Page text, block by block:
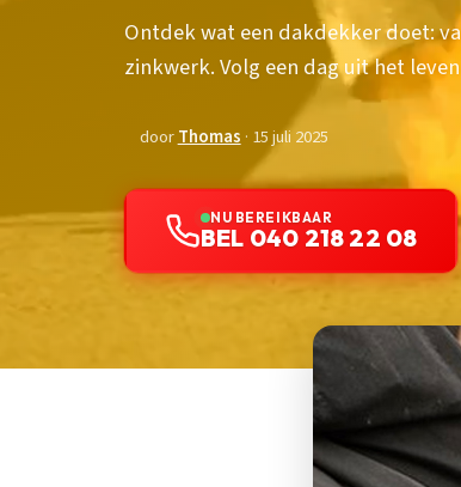
Ontdek wat een dakdekker doet:
zinkwerk. Volg een dag uit het
doorThomas · 15 juli 2025
NU BEREIKBAAR
BEL 040 218 22 08